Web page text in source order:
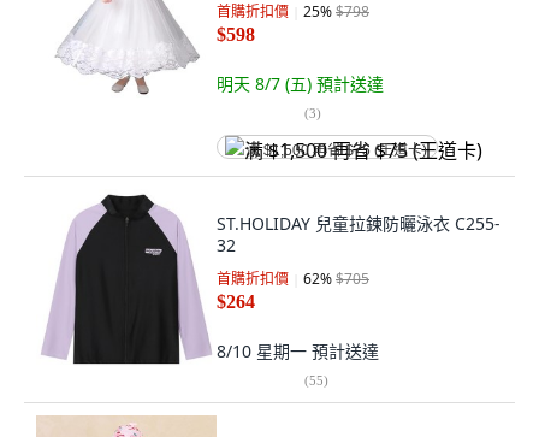
首購折扣價 25%$798
$598
明天 8/7 (五) 預計送達
(3)
满 $1,500 再省 $75 (王道卡)
ST.HOLIDAY 兒童拉鍊防曬泳衣 C255-
32
首購折扣價 62%$705
$264
8/10 星期一 預計送達
(55)